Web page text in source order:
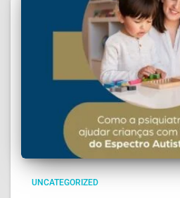
UNCATEGORIZED